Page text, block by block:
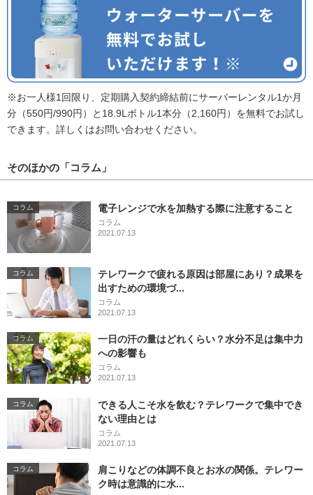
※お一人様1回限り、定期購入契約締結前にサーバーレンタル1か月
分（550円/990円）と18.9Lボトル1本分（2,160円）を無料でお試し
できます。詳しくはお問い合わせください。
そのほかの「コラム」
コラム 電子レンジで水を加熱する際に注意すること
コラム
2021.07.13
コラム
テレワークで疲れる原因は部屋にあり？成果を
出すための環境づ...
コラム
2021.07.13
コラム
一日の汗の量はどれくらい？水分不足は集中力
への影響も
コラム
2021.07.13
コラム
できる人こそ水を飲む？テレワークで集中でき
ない理由とは
コラム
2021.07.13
コラム
肩こりなどの体調不良とお水の関係。テレワー
ク時は意識的に水...